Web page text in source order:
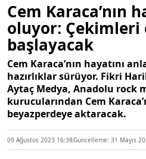
Cem Karaca’nın
oluyor: Çekimleri
başlayacak
Cem Karaca’nın hayatını
hazırlıklar sürüyor. Fikri
Aytaç Medya, Anadolu rock
kurucularından Cem
beyazperdeye aktaracak.
09 Ağustos 2023 16:38Güncelleme: 31 Mayıs